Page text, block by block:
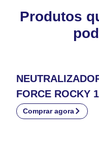
Produtos
FORCE ROCKY
Comprar agora